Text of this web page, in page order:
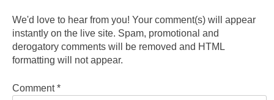
We'd love to hear from you! Your comment(s) will appear
instantly on the live site. Spam, promotional and
derogatory comments will be removed and HTML
formatting will not appear.
Comment*